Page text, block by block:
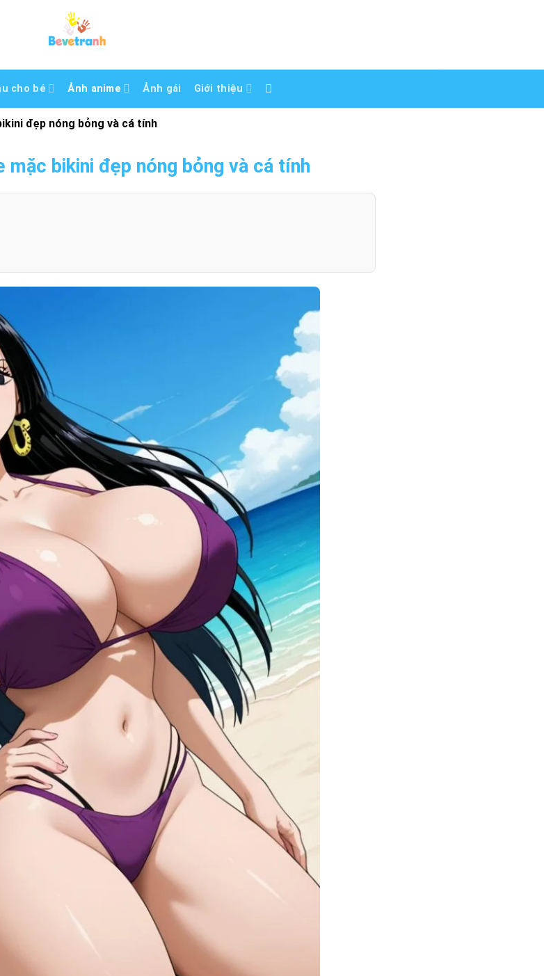
cho bé Ảnh anime Ảnh gái Giới thiệu
đẹp nóng bỏng và cá tính
mặc bikini đẹp nóng bỏng và cá tính